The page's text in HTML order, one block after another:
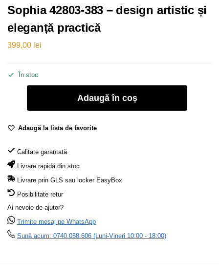
Sophia 42803-383 – design artistic și
eleganță practică
399,00 lei
În stoc
Adaugă în coș
Adaugă la lista de favorite
Calitate garantată
Livrare rapidă din stoc
Livrare prin GLS sau locker EasyBox
Posibilitate retur
Ai nevoie de ajutor?
Trimite mesaj pe WhatsApp
Sună acum: 0740.058.606 (Luni-Vineri 10:00 - 18:00)